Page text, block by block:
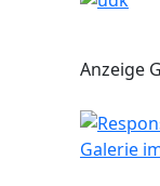
Anzeige
Galerie